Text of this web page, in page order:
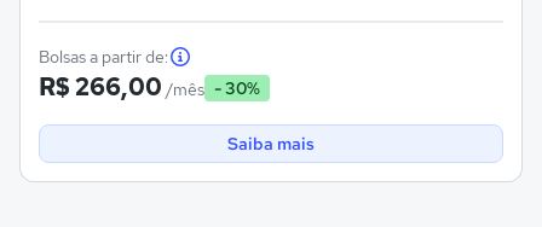
Bolsas a partir de:
R$ 266,00 /mês - 30%
Saiba mais